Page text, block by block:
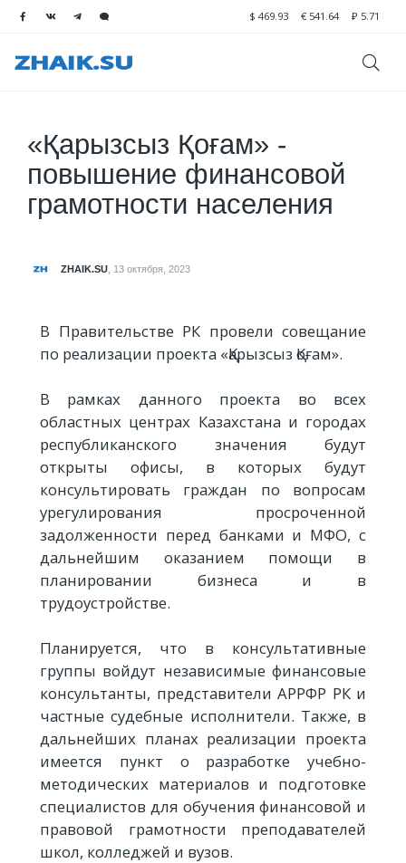
$ 469.93 € 541.64 ₽ 5.71
«Қарызсыз Қоғам» -
повышение финансовой
грамотности населения
ZHAIK.SU 13 октября, 2023
В Правительстве РК провели совещание
по реализации проекта «Қарызсыз Қоғам».
В рамках данного проекта во всех
областных центрах Казахстана и городах
республиканского значения будут
открыты офисы, в которых будут
консультировать граждан по вопросам
урегулирования просроченной
задолженности перед банками и МФО, с
дальнейшим оказанием помощи в
планировании бизнеса и в
трудоустройстве.
Планируется, что в консультативные
группы войдут независимые финансовые
консультанты, представители АРРФР РК и
частные судебные исполнители. Также, в
дальнейших планах реализации проекта
имеется пункт о разработке учебно-
методических материалов и подготовке
специалистов для обучения финансовой и
правовой грамотности преподавателей
школ, колледжей и вузов.